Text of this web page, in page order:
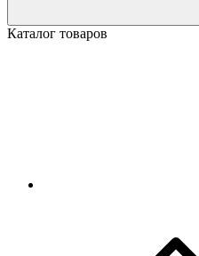
Каталог товаров